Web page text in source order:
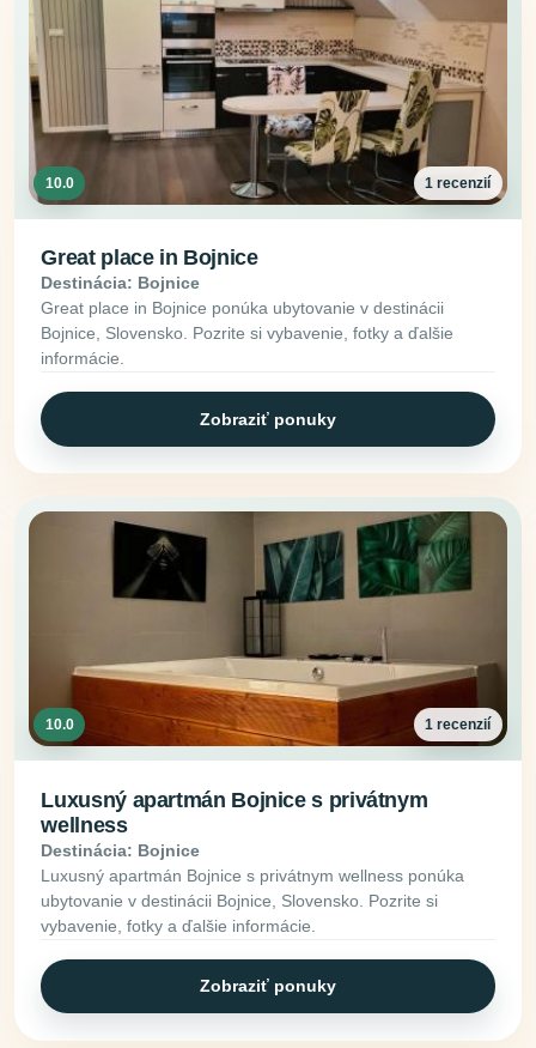
10.0 1 recenzií
Great place in Bojnice
Destinácia: Bojnice
Great place in Bojnice ponúka ubytovanie v destinácii
Bojnice, Slovensko. Pozrite si vybavenie, fotky a ďalšie
informácie.
Zobraziť ponuky
10.0 1 recenzií
Luxusný apartmán Bojnice s privátnym
wellness
Destinácia: Bojnice
Luxusný apartmán Bojnice s privátnym wellness ponúka
ubytovanie v destinácii Bojnice, Slovensko. Pozrite si
vybavenie, fotky a ďalšie informácie.
Zobraziť ponuky